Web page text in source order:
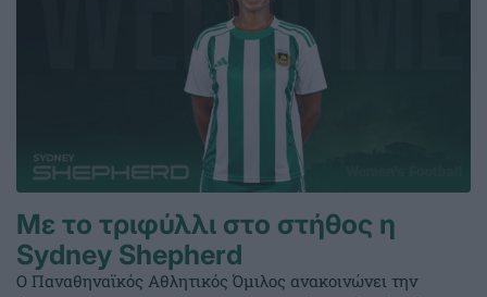
Με το τριφύλλι στο στήθος η
Sydney Shepherd
Ο Παναθηναϊκός Αθλητικός Όμιλος ανακοινώνει την